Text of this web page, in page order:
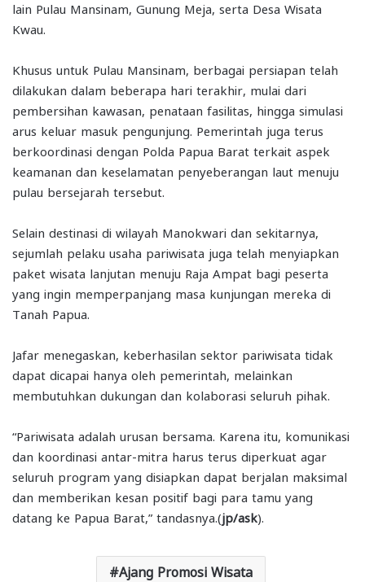
lain Pulau Mansinam, Gunung Meja, serta Desa Wisata
Kwau.
Khusus untuk Pulau Mansinam, berbagai persiapan telah
dilakukan dalam beberapa hari terakhir, mulai dari
pembersihan kawasan, penataan fasilitas, hingga simulasi
arus keluar masuk pengunjung. Pemerintah juga terus
berkoordinasi dengan Polda Papua Barat terkait aspek
keamanan dan keselamatan penyeberangan laut menuju
pulau bersejarah tersebut.
Selain destinasi di wilayah Manokwari dan sekitarnya,
sejumlah pelaku usaha pariwisata juga telah menyiapkan
paket wisata lanjutan menuju Raja Ampat bagi peserta
yang ingin memperpanjang masa kunjungan mereka di
Tanah Papua.
Jafar menegaskan, keberhasilan sektor pariwisata tidak
dapat dicapai hanya oleh pemerintah, melainkan
membutuhkan dukungan dan kolaborasi seluruh pihak.
“Pariwisata adalah urusan bersama. Karena itu, komunikasi
dan koordinasi antar-mitra harus terus diperkuat agar
seluruh program yang disiapkan dapat berjalan maksimal
dan memberikan kesan positif bagi para tamu yang
datang ke Papua Barat,” tandasnya.(jp/ask).
Ajang Promosi Wisata